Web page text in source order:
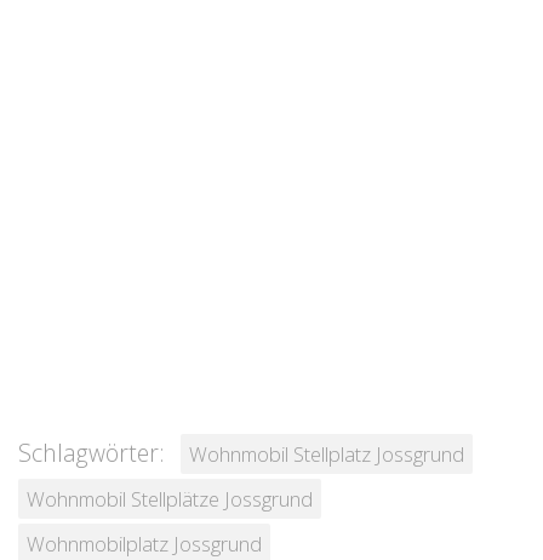
Schlagwörter:
Wohnmobil Stellplatz Jossgrund
Wohnmobil Stellplätze Jossgrund
Wohnmobilplatz Jossgrund